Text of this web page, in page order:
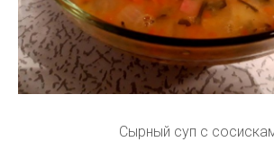
Сырный суп с